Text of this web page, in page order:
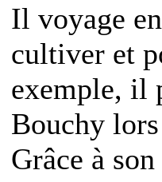
Il voyage
cultiver et
exemple, il
Bouchy
Grâce à